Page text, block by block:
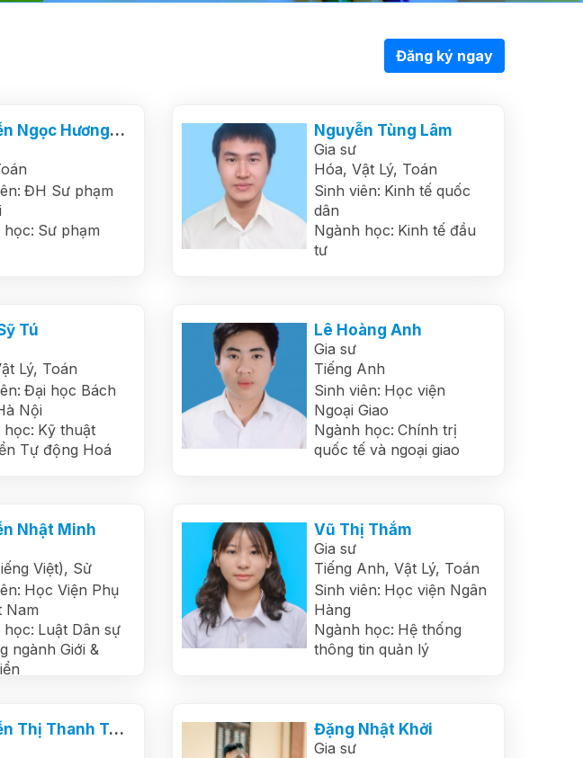
Đăng ký ngay
Nguyễn Ngọc Hương Giang
ĐH Sư phạm
học: Sư phạm
Nguyễn Tùng Lâm
Gia sư
Hóa,Vật Lý, Toán
Sinh viên: Kinh tế quốc
dân
Ngành học: Kinh tế đầu
tư
Tú
Lý, Toán
Đại học Bách
Nội
học: Kỹ thuật
Tự động Hoá
Lê Hoàng Anh
Gia sư
Tiếng Anh
Sinh viên: Học viện
Ngoại Giao
Ngành học: Chính trị
quốc tế và ngoại giao
Nhật Minh
Việt), Sử
Học Viện Phụ
Nam
học: Luật Dân sự
ngành Giới &
Vũ Thị Thắm
Gia sư
Tiếng Anh,Vật Lý, Toán
Sinh viên: Học viện Ngân
Hàng
Ngành học: Hệ thống
thông tin quản lý
Nguyễn Thị Thanh Tâm
Đặng Nhật Khởi
Gia sư